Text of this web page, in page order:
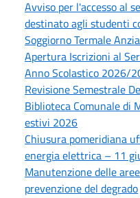
Avviso per l'accesso al
destinato agli studenti
Soggiorno Termale
Apertura Iscrizioni al
Anno Scolastico 2026/
Revisione Semestrale
Biblioteca Comunale di
estivi 2026
Chiusura pomeridiana
energia elettrica – 11
Manutenzione delle
prevenzione del degrado